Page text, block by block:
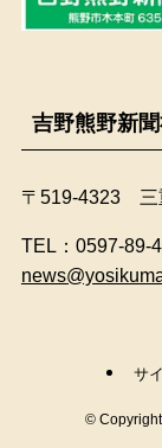
吉野熊野新
〒519-4323 三
​TEL：0597-
サ
©